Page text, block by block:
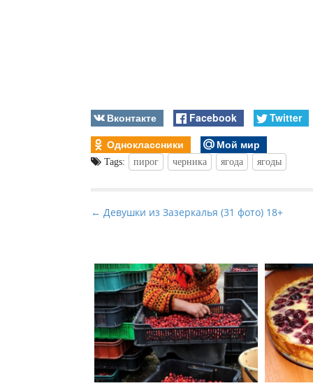
Вконтакте Facebook
Twitter
Одноклассники
Мой мир
Tags: пирог черника ягода ягоды
P
t
n
a
v
g
a
← Девушки из Зазеркалья (31 фото) 18+